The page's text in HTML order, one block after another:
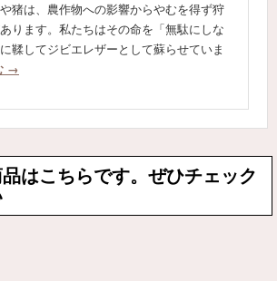
猪は、農作物への影響からやむを得ず狩
ります。私たちはその命を「無駄にしな
鞣してジビエレザーとして蘇らせていま
→
はこちらです。ぜひチェック